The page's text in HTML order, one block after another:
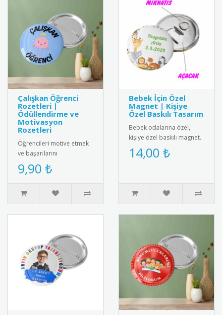
Çalışkan Öğrenci
Rozetleri |
Ödüllendirme ve
Motivasyon
Rozetleri
Öğrencileri motive etmek
ve başarılarını
ödüllendirmek için özel
tasarım çalışkan öğrenci
rozetleri...
9,90 ₺
Bebek İçin Özel
Magnet | Kişiye
Özel Baskılı Tasarım
Bebek odalarına özel,
kişiye özel baskılı magnet.
Buzdolabı, dolap ya da
ferforje süslemelerinde
14,00 ₺